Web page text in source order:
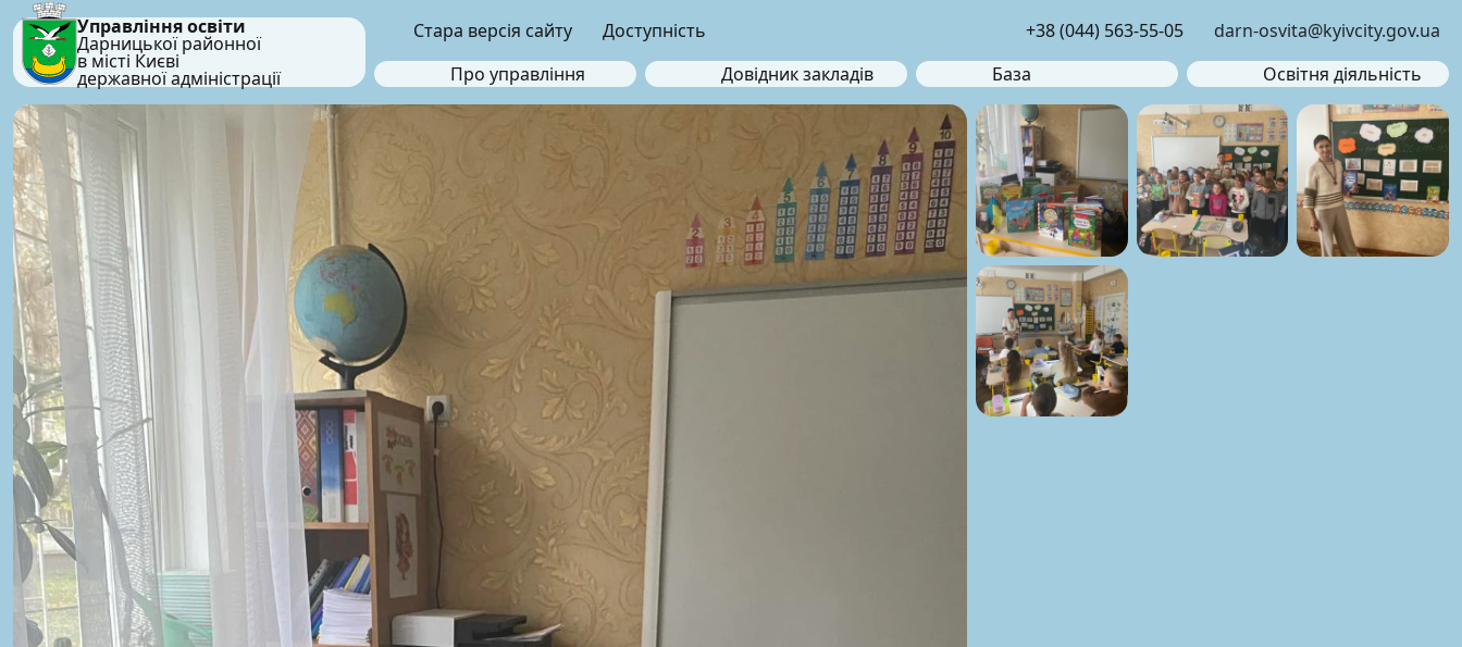
Управління освіти
Дарницької районної
в місті Києві
державної адміністрації
Стара версія сайту Доступність +38 (044) 563-55-05
darn-osvita@kyivcity.gov.ua
Про управління
Довідник закладів База Освітня діяльність